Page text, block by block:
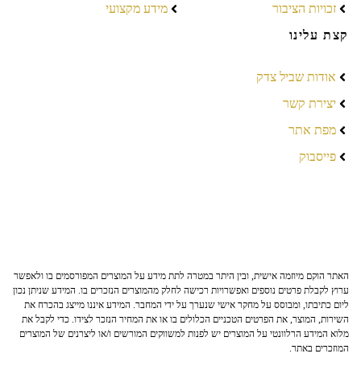
זכויות הציבור
מידע מקצועי
קצת עלינו
אודות שביל צדק
יצירת קשר
מפת אתר
פייסבוק
האתר הוקם מיוזמה אישית, ובין היתר במטרה לתת מידע על המוצרים המפורסמים בו ולאפשר
ערוץ לקבלת פרטים נוספים ואפשרויות רכישה לחלק מהמוצרים הנזכרים בו. המידע שניתן נכון
ליום כתיבתו, ומבוסס על מחקר אישי שנערך על ידי המחבר. המידע איננו מייצג בהכרח את
השירות, המוצר, את הפרטים הטכניים הכלולים בו או את המחיר הנזכר לצידו. כדי לקבל את
מלוא המידע הרלוונטי על המוצרים יש לפנות למשווקים המורשים ו/או ליצרנים של המוצרים
המוזכרים באתר.